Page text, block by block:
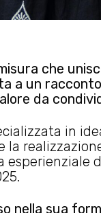
che
a un
da
in
la
esperienziale
nella sua